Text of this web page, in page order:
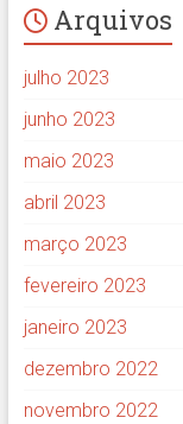
Arquivos
julho 2023
junho 2023
maio 2023
abril 2023
março 2023
fevereiro 2023
janeiro 2023
dezembro 2022
novembro 2022